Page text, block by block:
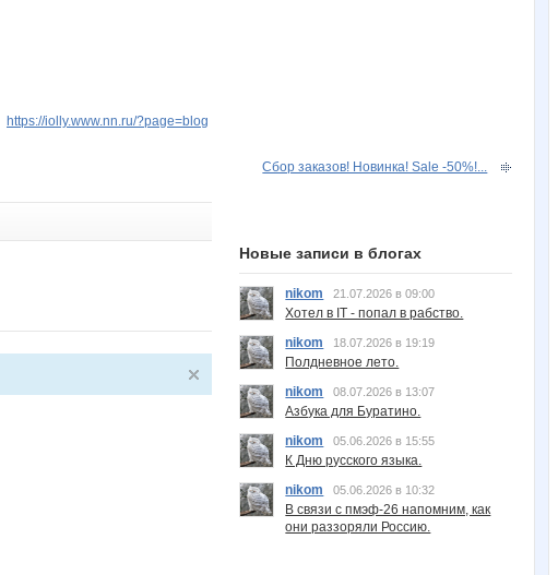
https://iolly.www.nn.ru/?page=blog
Сбор заказов! Новинка! Sale -50%!...
Новые записи в блогах
nikom 21.07.2026 в 09:00
Хотел в IT - попал в рабство.
nikom
18.07.2026 в 19:19
Полдневное лето.
nikom
08.07.2026 в 13:07
Азбука для Буратино.
nikom
05.06.2026 в 15:55
К Дню русского языка.
nikom
05.06.2026 в 10:32
В связи с пмэф-26 напомним, как
они раззоряли Россию.